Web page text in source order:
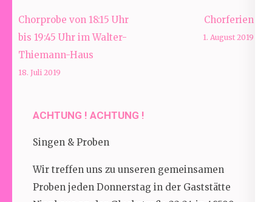
Beitragsnavigation
Chorprobe von 18:15 Uhr
bis 19:45 Uhr im Walter-
Thiemann-Haus
18. Juli 2019
Chorferien
1. August 2019
ACHTUNG ! ACHTUNG !
Singen & Proben
Wir treffen uns zu unseren gemeinsamen
Proben jeden Donnerstag in der Gaststätte